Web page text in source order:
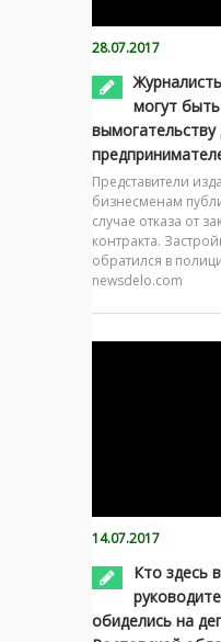
28.07.2017
могут
вымогательству
Представители
бизнесменам
случае отказа от
контракта.
обратился в
newsdelo.com
14.07.2017
Кто здесь
обиделись на